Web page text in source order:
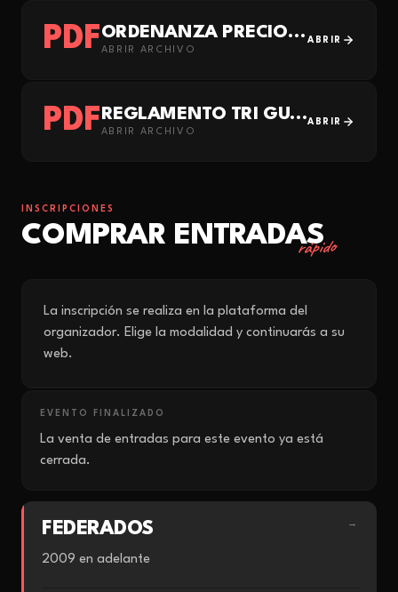
PDF ORDENANZA PRECIOS PÚBLICOS EN VIGOR (BOP)
ABRIR ARCHIVO
ABRIR
PDF REGLAMENTO TRI GUIA ISORA_2026_(OK) + ANEXO PASO PASO PAGOS_ACLARATORIA
ABRIR ARCHIVO
ABRIR
INSCRIPCIONES
COMPRAR ENTRADAS
rápido
La inscripción se realiza en la plataforma del
organizador. Elige la modalidad y continuarás a su
web.
EVENTO FINALIZADO
La venta de entradas para este evento ya está
cerrada.
FEDERADOS →
2009 en adelante